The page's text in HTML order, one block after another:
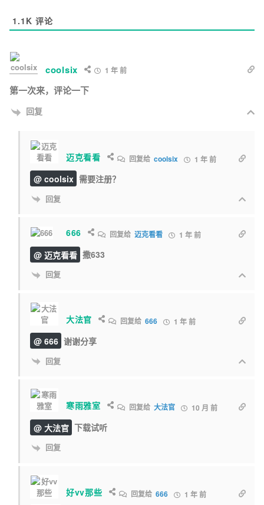
1.1K 评论
coolsix 1 年 前
第一次来，评论一下
回复
迈克看看 回复给 coolsix 1 年 前
@ coolsix 需要注册？
回复
666 回复给迈克看看 1 年 前
@ 迈克看看 撒633
回复
大法官 回复给666 1 年 前
@ 666 谢谢分享
回复
寒雨雅室 回复给 大法官 10 月 前
@ 大法官 下载试听
回复
好vv那些 回复给 666 1 年 前